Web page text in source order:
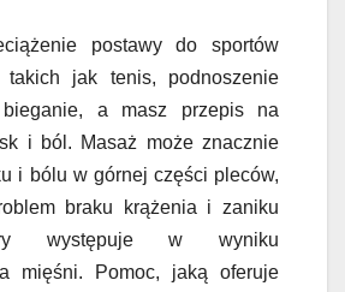
postawy do sportów
takich jak tenis, podnoszenie
a masz przepis na
i ból. Masaż może znacznie
i bólu w górnej części pleców,
braku krążenia i zaniku
występuje w wyniku
mięśni. Pomoc, jaką oferuje